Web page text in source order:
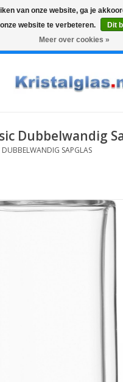
Graveren
Dubbelwandig
DUBBELWANDIG SAPGLAS
van onze website, ga je
website te verbeteren.
Dit
Meer over cookies »